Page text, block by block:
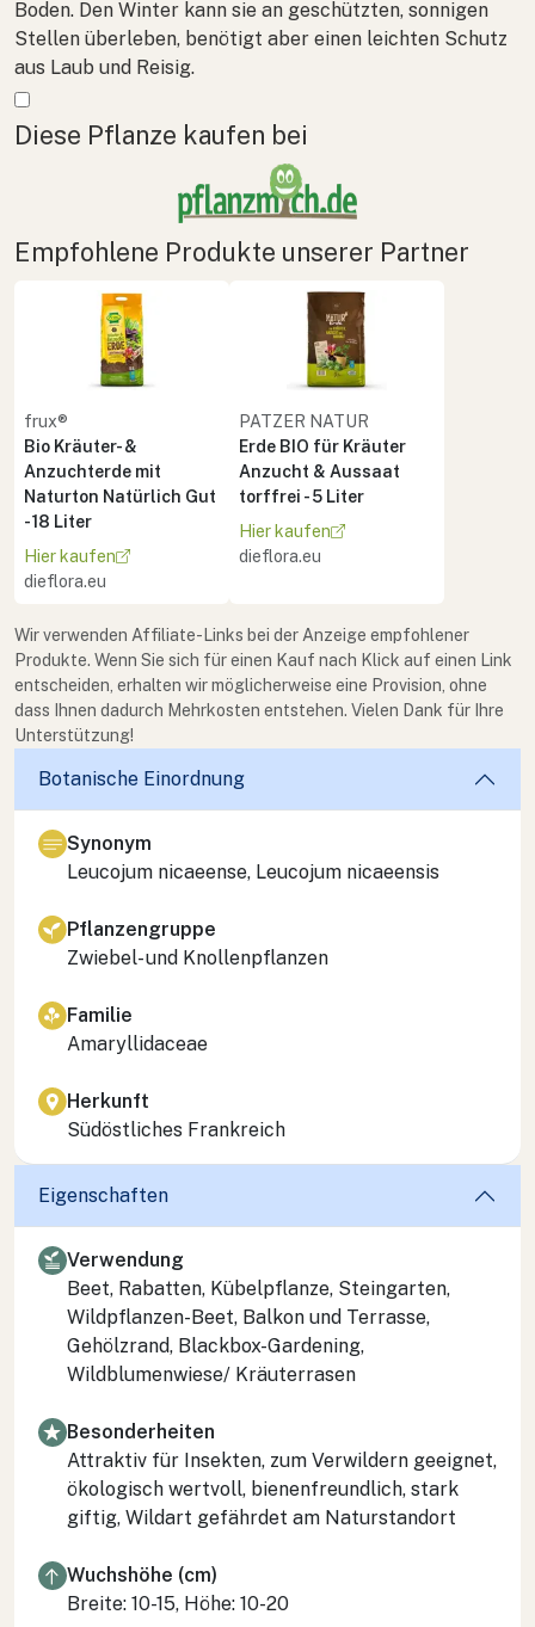
Boden. Den Winter kann sie an geschützten, sonnigen
Stellen überleben, benötigt aber einen leichten Schutz
aus Laub und Reisig.
Mehr anzeigen
Diese Pflanze kaufen bei
Empfohlene Produkte unserer Partner
frux®
Bio Kräuter- &
Anzuchterde mit
Naturton Natürlich Gut
- 18 Liter
Hier kaufen
dieflora.eu
PATZER NATUR
Erde BIO für Kräuter
Anzucht & Aussaat
torffrei - 5 Liter
Hier kaufen
dieflora.eu
Wir verwenden Affiliate-Links bei der Anzeige empfohlener
Produkte. Wenn Sie sich für einen Kauf nach Klick auf einen Link
entscheiden, erhalten wir möglicherweise eine Provision, ohne
dass Ihnen dadurch Mehrkosten entstehen. Vielen Dank für Ihre
Unterstützung!
Botanische Einordnung
Synonym
Leucojum nicaeense, Leucojum nicaeensis
Pflanzengruppe
Zwiebel- und Knollenpflanzen
Familie
Amaryllidaceae
Herkunft
Südöstliches Frankreich
Eigenschaften
Verwendung
Beet, Rabatten, Kübelpflanze, Steingarten,
Wildpflanzen-Beet, Balkon und Terrasse,
Gehölzrand, Blackbox-Gardening,
Wildblumenwiese/ Kräuterrasen
Besonderheiten
Attraktiv für Insekten, zum Verwildern geeignet,
ökologisch wertvoll, bienenfreundlich, stark
giftig, Wildart gefährdet am Naturstandort
Wuchshöhe (cm)
Breite: 10-15, Höhe: 10-20